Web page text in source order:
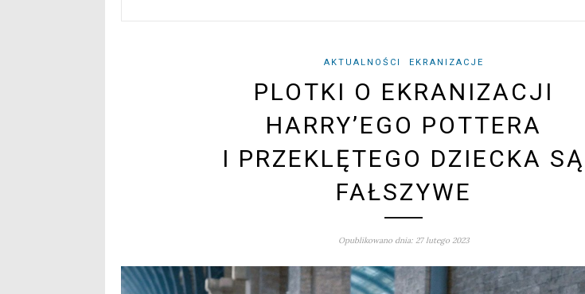
AKTUALNOŚCI EKRANIZACJE
PLOTKI O EKRANIZACJI
HARRY’EGO POTTERA
I PRZEKLĘTEGO DZIECKA SĄ
FAŁSZYWE
Opublikowano dnia: 27 lutego 2023